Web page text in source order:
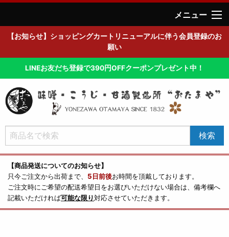
メニュー
【お知らせ】ショッピングカートリニューアルに伴う会員登録のお
願い
LINEお友だち登録で390円OFFクーポンプレゼント中！
【商品発送についてのお知らせ】
只今ご注文から出荷まで、 5日前後お時間を頂戴しております。
ご注文時にご希望の配送希望日をお選びいただけない場合は、備考欄へ
記載いただければ可能な限り対応させていただきます。